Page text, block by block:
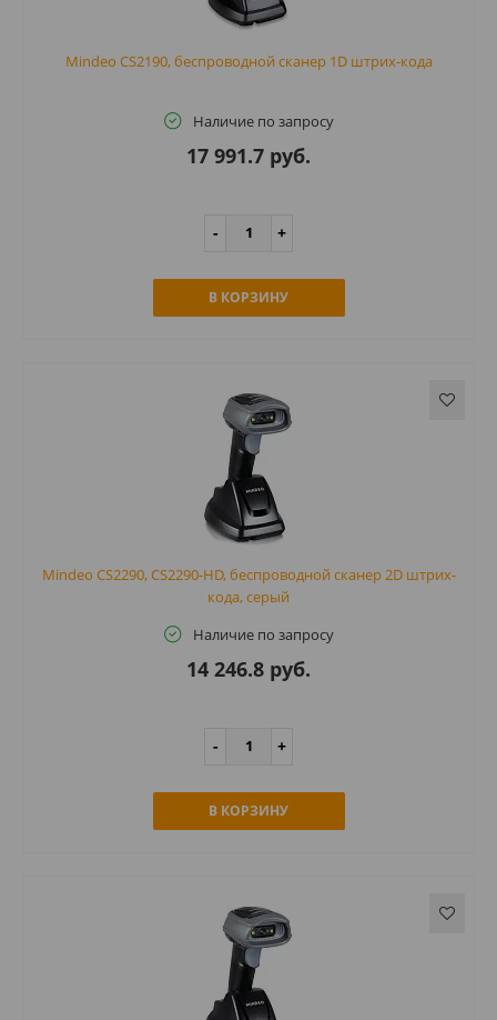
Mindeo CS2190, беспроводной сканер 1D штрих-кода
Наличие по запросу
17 991.7 руб.
В КОРЗИНУ
Mindeo CS2290, CS2290-HD, беспроводной сканер 2D штрих-
кода, серый
Наличие по запросу
14 246.8 руб.
В КОРЗИНУ